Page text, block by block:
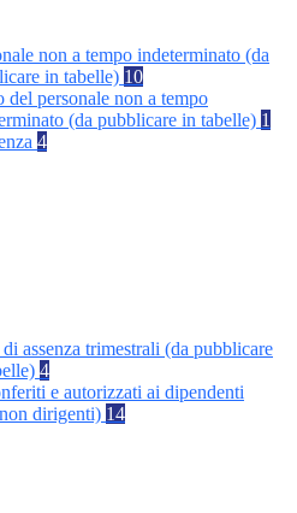
non a tempo indeterminato (da
in tabelle) 10
del personale non a tempo
(da pubblicare in tabelle) 1
4
di assenza trimestrali (da pubblicare
4
e autorizzati ai dipendenti
dirigenti) 14